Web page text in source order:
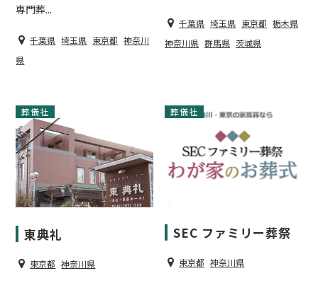
専門葬...
千葉県 埼玉県 東京都 神奈川
県
千葉県 埼玉県 東京都 栃木県
神奈川県 群馬県 茨城県
葬儀社
東典礼
東京都 神奈川県
葬儀社
SEC ファミリー葬祭
東京都 神奈川県